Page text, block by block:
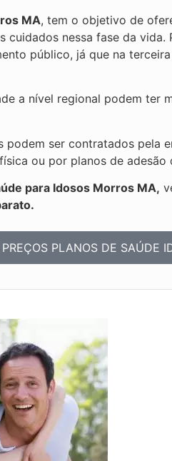
MA, tem o objetivo de
cuidados nessa fase da
público, já que na
a nível regional podem ter
podem ser contratados pela
ou por planos de adesão
para Idosos Morros MA,
PLANOS DE SAÚDE